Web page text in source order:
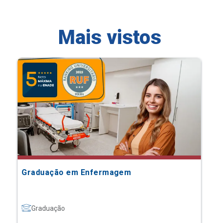
Mais vistos
Graduação em Enfermagem
Graduação